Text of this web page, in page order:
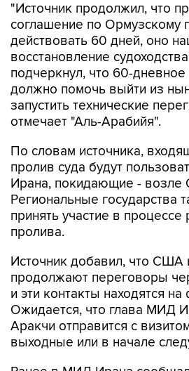
"Источник продолжил, что
соглашение по Ормузскому
действовать 60 дней, оно
восстановление
подчеркнул, что 60-
должно помочь выйти из
запустить технические
отмечает "Аль-Арабийя".
По словам источника,
пролив суда будут
Ирана, покидающие - возле
Региональные государства
принять участие в
пролива.
Источник добавил, что США
продолжают переговоры
и эти контакты находятся
Ожидается, что глава МИД
Аракчи отправится с
выходные или в начале